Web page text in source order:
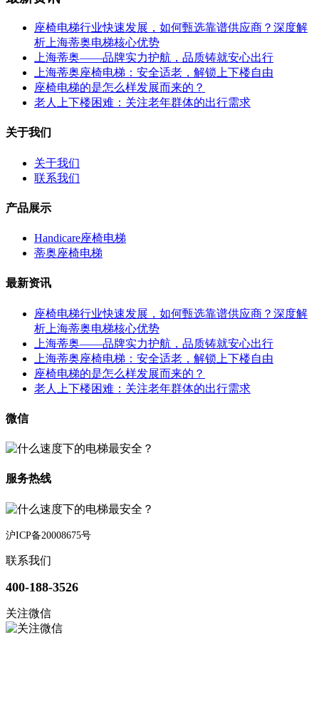
座椅电梯行业快速发展，如何甄选靠谱供应商？深度解
析上海蒂奥电梯核心优势
上海蒂奥——品牌实力护航，品质铸就安心出行
上海蒂奥座椅电梯：安全适老，解锁上下楼自由
座椅电梯的是怎么样发展而来的？
老人上下楼困难：关注老年群体的出行需求
关于我们
关于我们
联系我们
产品展示
Handicare座椅电梯
蒂奥座椅电梯
最新资讯
座椅电梯行业快速发展，如何甄选靠谱供应商？深度解
析上海蒂奥电梯核心优势
上海蒂奥——品牌实力护航，品质铸就安心出行
上海蒂奥座椅电梯：安全适老，解锁上下楼自由
座椅电梯的是怎么样发展而来的？
老人上下楼困难：关注老年群体的出行需求
微信
服务热线
沪ICP备20008675号
联系我们
400-188-3526
关注微信